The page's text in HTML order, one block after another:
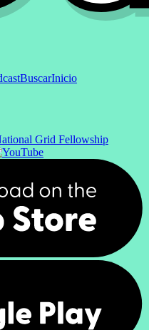
BuscarInicio
Grid Fellowship